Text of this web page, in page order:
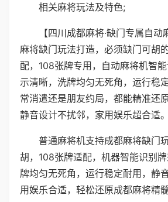
相关麻将玩法及特色;
【四川成都麻将·缺门专属自
麻将缺门玩法打造，必须缺门可胡
配，108张牌专用，自动麻将机智
示清晰，洗牌均匀无死角，运行稳
常消遣还是朋友约局，都能精准还
静音设计不扰邻，家用娱乐超合适。
普通麻将机支持成都麻将缺门
胡，108张牌适配，机器智能识别
牌均匀无死角，运行稳定耐用，静
用娱乐合适，轻松还原成都麻将精髓